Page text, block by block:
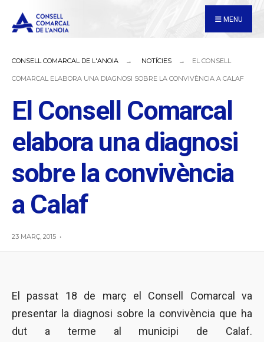
MENU
CONSELL COMARCAL DE L'ANOIA NOTÍCIES EL CONSELL
COMARCAL ELABORA UNA DIAGNOSI SOBRE LA CONVIVÈNCIA A CALAF
El Consell Comarcal
elabora una diagnosi
sobre la convivència
a Calaf
23 MARÇ, 2015 •
El passat 18 de març el Consell Comarcal va
presentar la diagnosi sobre la convivència que ha
dut a terme al municipi de Calaf.